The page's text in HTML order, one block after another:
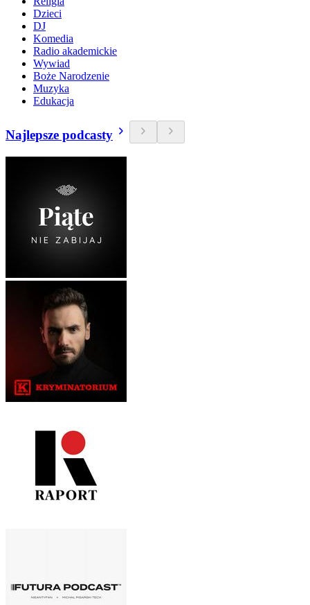
Dzieci
DJ
Komedia
Radio akademickie
Wywiad
Boże Narodzenie
Muzyka
Edukacja
Najlepsze podcasty